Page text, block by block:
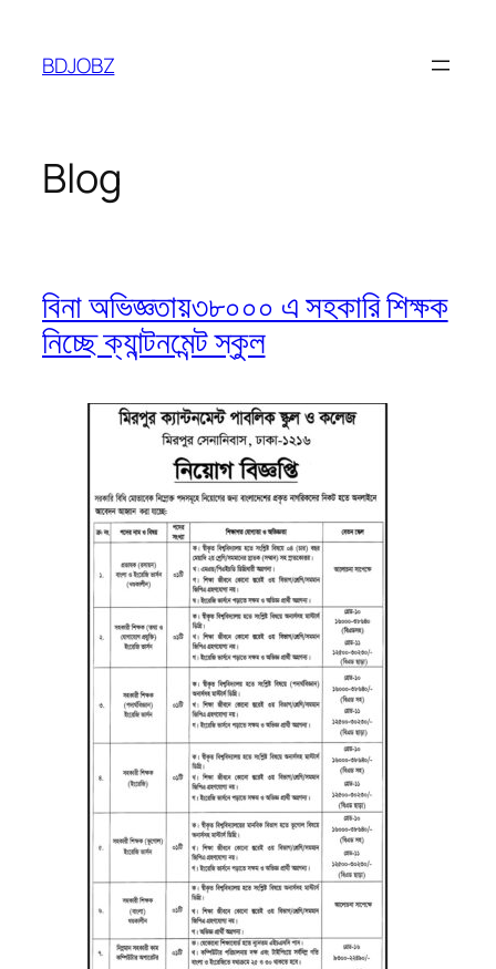
content
BDJOBZ
Blog
বিনা অভিজ্ঞতায়৩৮০০০ এ সহকারি শিক্ষক
নিচ্ছে ক্যান্টনমেন্ট স্কুল